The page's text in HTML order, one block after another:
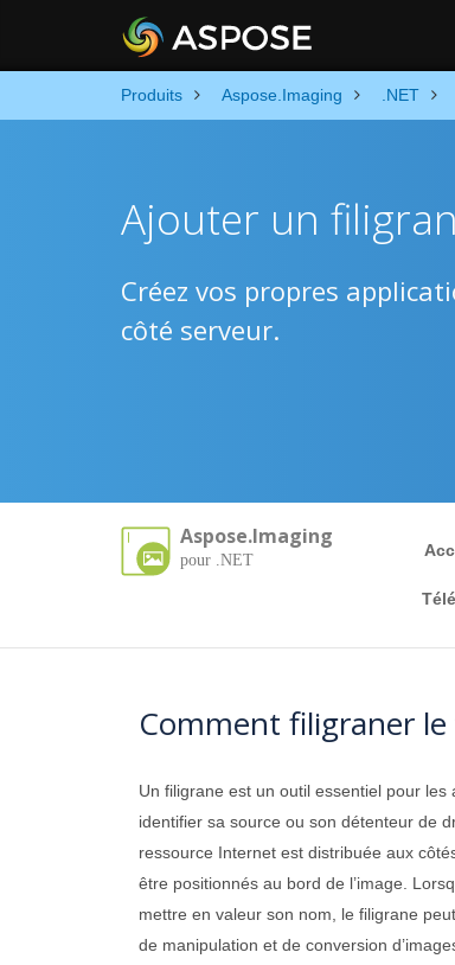
Produits Aspose.Imaging .NET
Ajouter un
Créez vos propres
côté serveur.
Aspose.Imaging
pour .NET
Comment filigraner le
Un filigrane est un outil essentiel pour
identifier sa source ou son détenteur de
ressource Internet est distribuée aux
être positionnés au bord de l’image.
mettre en valeur son nom, le filigrane
de manipulation et de conversion